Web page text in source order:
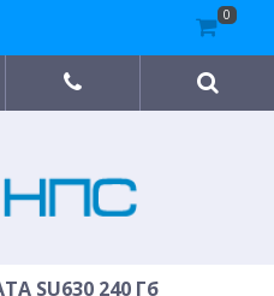
SU630 240 Гб
0